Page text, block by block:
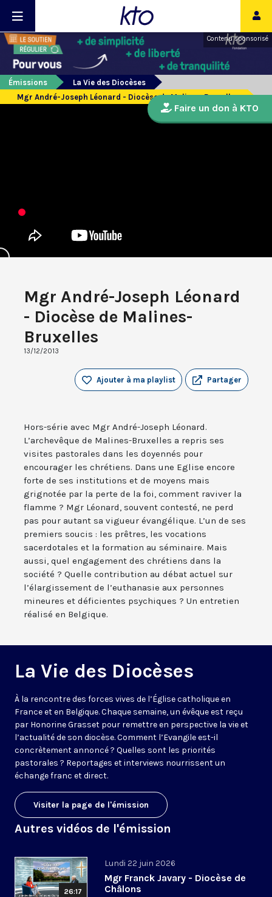
Contenu sponsorisé
Émissions
La Vie des Diocèses
Mgr André-Joseph Léonard - Diocèse de Malines-Bruxelles
Mgr André-Joseph Léonard
- Diocèse de Malines-
Bruxelles
13/12/2013
Partager
Ajouter à ma playlist
Hors-série avec Mgr André-Joseph Léonard.
L’archevêque de Malines-Bruxelles a repris ses
visites pastorales dans les doyennés pour
encourager les chrétiens. Dans une Eglise encore
forte de ses institutions et de moyens mais
grignotée par la perte de la foi, comment raviver la
flamme ? Mgr Léonard, souvent contesté, ne perd
pas pour autant sa vigueur évangélique. L’un de ses
premiers soucis : les prêtres, les vocations
sacerdotales et la formation au séminaire. Mais
aussi, quel engagement des chrétiens dans la
société ? Quelle contribution au débat actuel sur
l’élargissement de l’euthanasie aux personnes
mineures et déficientes psychiques ? Un entretien
réalisé en Belgique.
La Vie des Diocèses
À la rencontre des forces vives de l’Église catholique en
France et en Belgique. Chaque semaine, un évêque est reçu
par Honorine Grasset pour remettre en perspective la vie et
l’actualité de son diocèse. Comment l’Evangile est-il
concrètement annoncé ? Quelles sont les priorités
pastorales ? Reportages et interviews nourrissent un
échange franc et direct.
Visiter la page de l'émission
Autres vidéos de l'émission
26:17
Lundi 22 juin 2026
Mgr Franck Javary - Diocèse de
Châlons
Faire un don à KTO